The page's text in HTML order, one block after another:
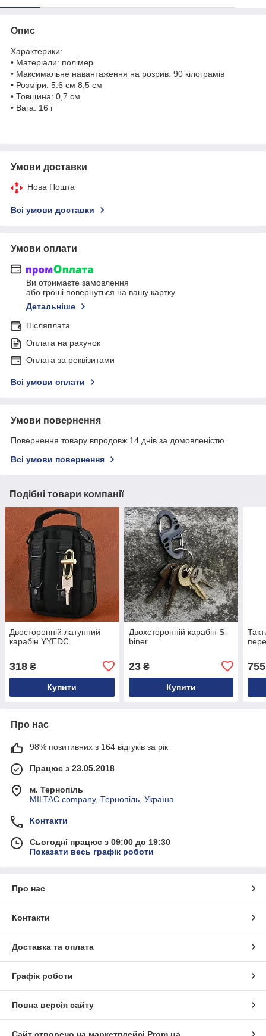
Опис
Характерики:
• Матеріали: полімер
• Максимальне навантаження на розрив: 90 кілограмів
• Розміри: 5.6 см 8,5 см
• Товщина: 0,7 см
• Вага: 16 г
Умови доставки
Нова Пошта
Всі умови доставки
Умови оплати
Ви отримаєте замовлення
або гроші повернуться на вашу картку
Детальніше
Післяплата
Оплата на рахунок
Оплата за реквізитами
Всі умови оплати
Умови повернення
Повернення товару впродовж 14 днів за домовленістю
Всі умови повернення
Подібні товари компанії
Двосторонній латунний
карабін YYEDC
318 ₴
Купити
Двохсторонній карабін S-
biner
23₴
Купити
755
Про нас
98% позитивних з 164 відгуків за рік
Працює з 23.05.2018
м. Тернопіль
MILTAC company, Тернопіль, Україна
Контакти
Сьогодні працює з 09:00 до 19:30
Показати весь графік роботи
Про нас
Контакти
Доставка та оплата
Графік роботи
Повна версія сайту